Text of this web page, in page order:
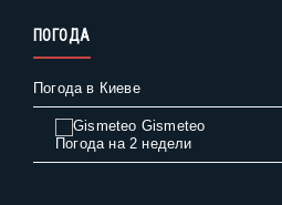
ПОГОДА
Погода в Киеве
Gismeteo
Погода на 2 недели